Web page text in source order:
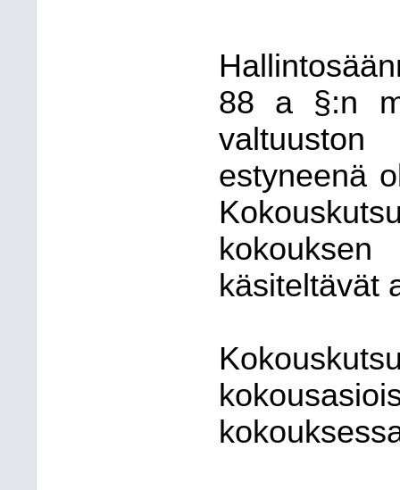
88 a §:n
estyneenä
käsiteltävät